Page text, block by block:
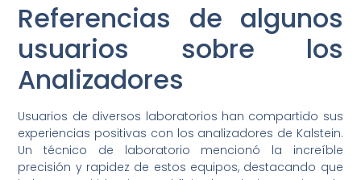
Referencias de algunos
usuarios sobre los
Analizadores
Usuarios de diversos laboratorios han compartido sus
experiencias positivas con los analizadores de Kalstein.
Un técnico de laboratorio mencionó la increíble
precisión y rapidez de estos equipos, destacando que